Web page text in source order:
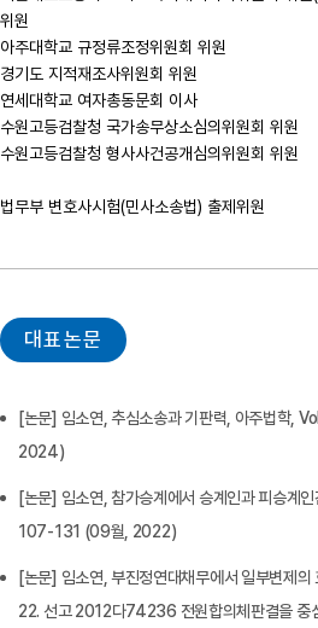
위원
아주대학교 규정류조정위원회 위원
경기도 지적재조사위원회 위원
연세대학교 여자총동문회 이사
수원고등검찰청 국가송무상소심의위원회 위원
수원고등검찰청 형사사건공개심의위원회 위원
대표논문
[논문] 임소연, 추심소송과 기판력, 아주법학,
2024)
[논문] 임소연, 참가승계에서 승계인과 피승계
107-131 (09월, 2022)
[논문] 임소연, 부진정연대채무에서 일부변제
22. 선고 2012다74236 전원합의체판결을 중